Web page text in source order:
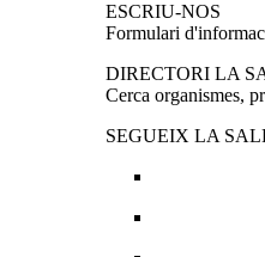
ESCRIU-NOS
Formulari
DIRECTORI LA
Cerca organismes,
SEGUEIX LA